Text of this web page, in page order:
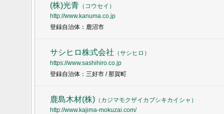
(株)光青（ コウセイ ）
http://www.kanuma.co.jp
登録自治体：鹿沼市
サシヒロ株式会社 （サシヒロ ）
https://www.sashihiro.co.jp
登録自治体：三好市 / 那賀町
鹿島木材(株)（ カジマモクザイカブシキカイシャ ）
http://www.kajima-mokuzai.com/